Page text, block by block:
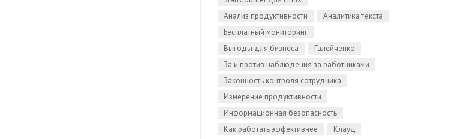
Анализ продуктивности
Аналитика текста
Бесплатный мониторинг
Выгоды для бизнеса
Галейченко
За и против наблюдения за работниками
Законность контроля сотрудника
Измерение продуктивности
Информационная безопасность
Как работать эффективнее
Клауд